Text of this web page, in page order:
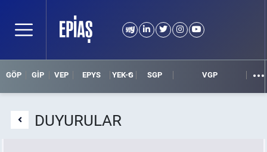
GÖP GİP VEP EPYS YEK-G SGP VGP
DUYURULAR